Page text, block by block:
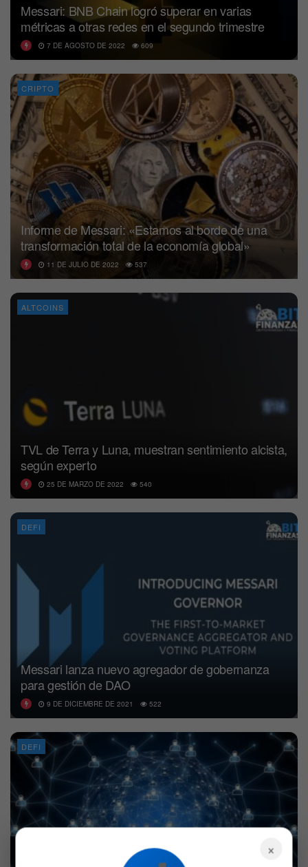
Messari: BNB Chain logró superar en varias
métricas a otras redes en el segundo trimestre
7 DE AGOSTO DE 2022 609
CRIPTO
Informe de Messari: «Estamos al borde de una
transformación total de la economía global»
11 DE JULIO DE 2022 537
ALTCOINS
TVL de Terra y Luna, muestran sentimiento alcista,
según experto
25 DE MARZO DE 2022 540
DEFI
Messari lanza nuevo agregador de gobernanza
para gestión de DAO
9 DE DICIEMBRE DE 2021 522
DEFI
×